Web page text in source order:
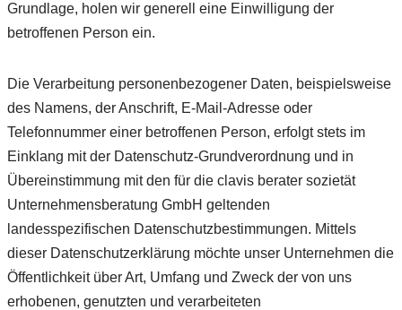
Grundlage, holen wir generell eine Einwilligung der
betroffenen Person ein.
Die Verarbeitung personenbezogener Daten, beispielsweise
des Namens, der Anschrift, E-Mail-Adresse oder
Telefonnummer einer betroffenen Person, erfolgt stets im
Einklang mit der Datenschutz-Grundverordnung und in
Übereinstimmung mit den für die clavis berater sozietät
Unternehmensberatung GmbH geltenden
landesspezifischen Datenschutzbestimmungen. Mittels
dieser Datenschutzerklärung möchte unser Unternehmen die
Öffentlichkeit über Art, Umfang und Zweck der von uns
erhobenen, genutzten und verarbeiteten